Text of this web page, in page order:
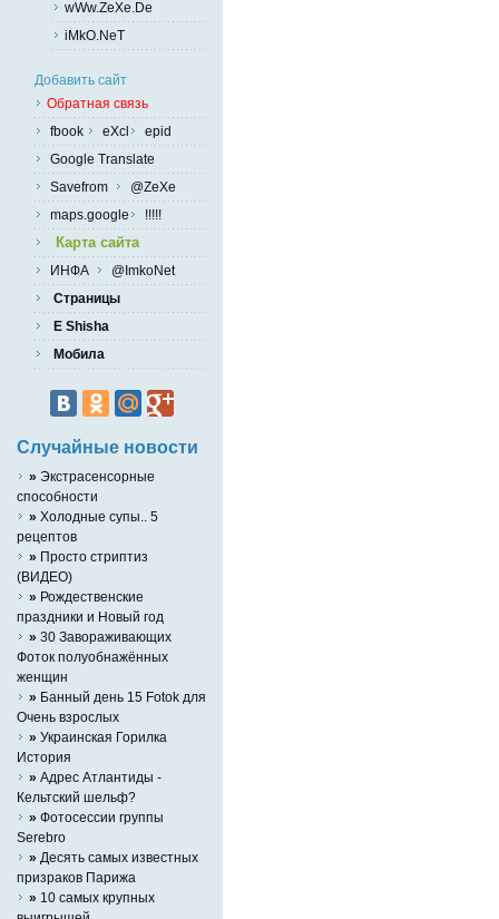
wWw.ZeXe.De
iMkO.NeT
Добавить сайт
Обратная связь
fbook
eXcl
epid
Google Translate
Savefrom
@ZeXe
maps.google
!!!!!
Карта сайта
ИНФА
@ImkoNet
Страницы
E Shisha
Мобила
Случайные новости
» Экстрасенсорные
способности
» Холодные супы.. 5
рецептов
» Просто стриптиз
(ВИДЕО)
» Рождественские
праздники и Новый год
» 30 Завораживающих
Фоток полуобнажённых
женщин
» Банный день 15 Fotok для
Очень взрослых
» Украинская Горилка
История
» Адрес Атлантиды -
Кельтский шельф?
» Фотосессии группы
Serebro
» Десять самых известных
призраков Парижа
» 10 самых крупных